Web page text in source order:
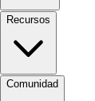
Recursos
Comunidad